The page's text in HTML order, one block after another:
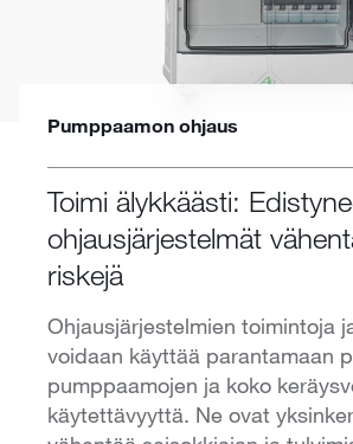
Pumppaamon ohjaus
Toimi älykkäästi:
ohjausjärjestelmät
riskejä
Ohjausjärjestelmien toimintoja
voidaan käyttää parantamaan
pumppaamojen ja koko
käytettävyyttä. Ne ovat